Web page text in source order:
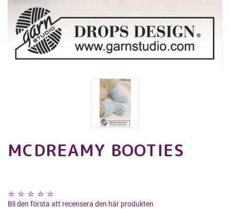
MCDREAMY BOOTIES
Bli den första att recensera den här produkten